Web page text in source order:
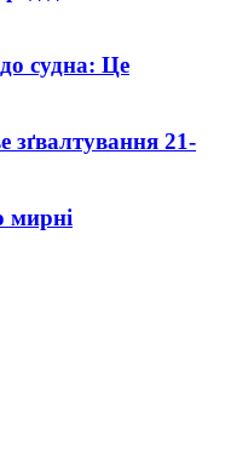
судна: Це
зґвалтування 21-
мирні